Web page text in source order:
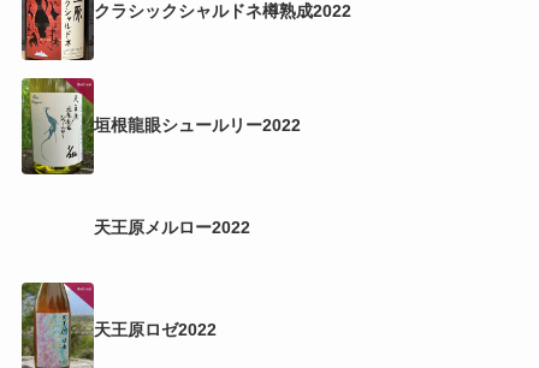
クラシックシャルドネ樽熟成2022
垣根龍眼シュールリー2022
天王原メルロー2022
天王原ロゼ2022